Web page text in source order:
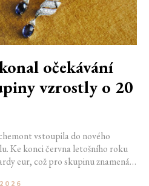
očekávání
vzrostly o 20
vstoupila do nového
Ke konci června letošního roku
eur, což pro skupinu znamená